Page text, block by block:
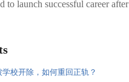
to launch successful career after
学校开除，如何重回正轨？